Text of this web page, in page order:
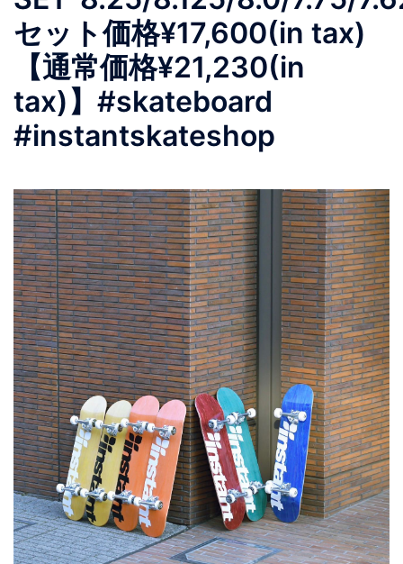
セット価格¥17,600(in tax)
【通常価格¥21,230(in
tax)】#skateboard
#instantskateshop